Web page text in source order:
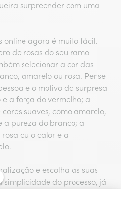
surpreender com uma
online agora é muito fácil.
de rosas do seu ramo
selecionar a cor das
amarelo ou rosa. Pense
e o motivo da surpresa
a força do vermelho; a
suaves, como amarelo,
a pureza do branco; a
ou o calor e a
e escolha as suas
simplicidade do processo, já
pessoa tão especial e que